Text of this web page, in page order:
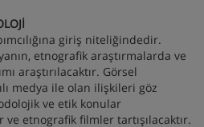
giriş niteliğindedir.
etnografik araştırmalarda ve
araştırılacaktır. Görsel
medya ile olan ilişkileri göz
ve etik konular
ve etnografik filmler tartışılacaktır.